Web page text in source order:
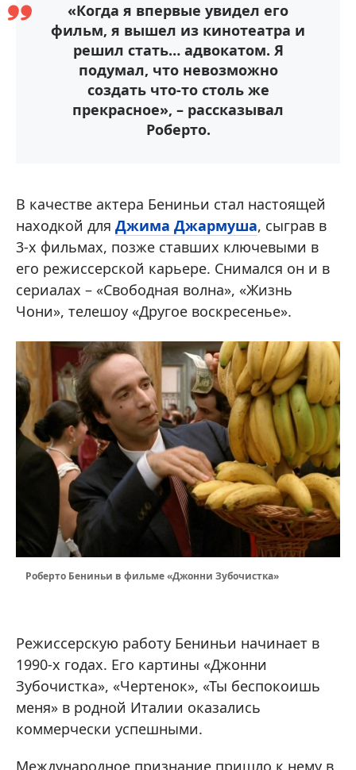
«Когда я впервые увидел его
фильм, я вышел из кинотеатра и
решил стать… адвокатом. Я
подумал, что невозможно
создать что-то столь же
прекрасное», – рассказывал
Роберто.
В качестве актера Бениньи стал настоящей
находкой для Джима Джармуша, сыграв в
3-х фильмах, позже ставших ключевыми в
его режиссерской карьере. Снимался он и в
сериалах – «Свободная волна», «Жизнь
Чони», телешоу «Другое воскресенье».
Роберто Бениньи в фильме «Джонни Зубочистка»
Режиссерскую работу Бениньи начинает в
1990-х годах. Его картины «Джонни
Зубочистка», «Чертенок», «Ты беспокоишь
меня» в родной Италии оказались
коммерчески успешными.
Международное признание пришло к нему в